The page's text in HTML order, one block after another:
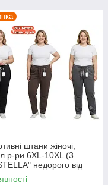
штани жіночі,
р-ри 6XL-10XL (3
недорого від
постачальника